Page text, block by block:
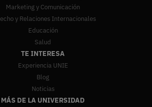
Marketing y Comunicación
y Relaciones Internacionales
Educación
Salud
TE INTERESA
Experiencia UNIE
Blog
Noticias
MÁS DE LA UNIVERSIDAD